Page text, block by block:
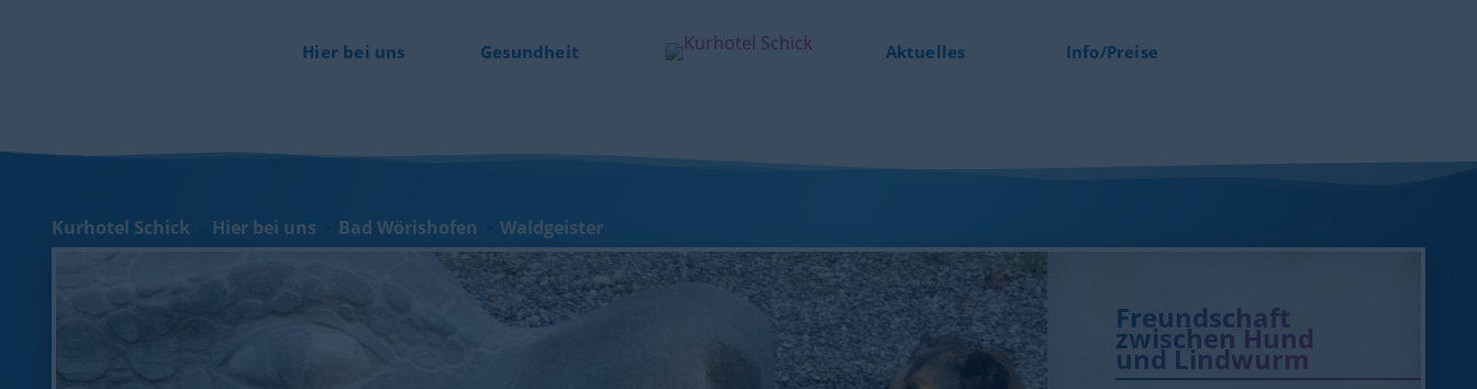
Hier bei uns Gesundheit Aktuelles Info/Preise
Kurhotel Schick Hier bei uns Bad Wörishofen Waldgeister
Freundschaft
zwischen Hund
und Lindwurm